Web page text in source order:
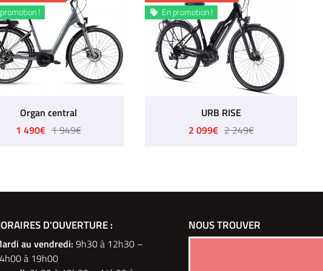
!
Organ central
1 490€ 1 949€
 En promotion !
URB RISE
2 099€ 2 249€
ELEC
du Montparnasse
Paris
PM 2 ET 3 ROUES
6 Rue des Tilleuls
148
D'OUVERTURE :
au vendredi: 9h30 à 12h30 –
à 19h00
NOUS TROUVER